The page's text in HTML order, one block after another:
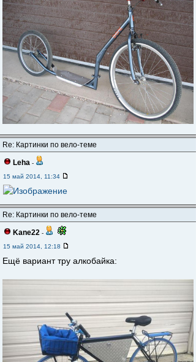
Re: Картинки по вело-теме
Leha -
15 май 2014, 11:34
Re: Картинки по вело-теме
Kane22 -
15 май 2014, 12:18
Ещё вариант тру алкобайка: